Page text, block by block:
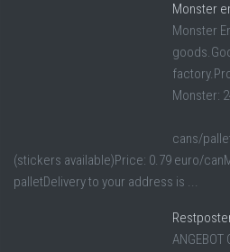
Monster
Monster
Monster:
All
cans/
(stickers available)Price: 0.79 euro/
palletDelivery to your address is ...